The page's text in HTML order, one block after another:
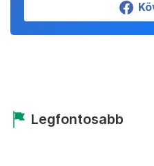
Legfontosabb